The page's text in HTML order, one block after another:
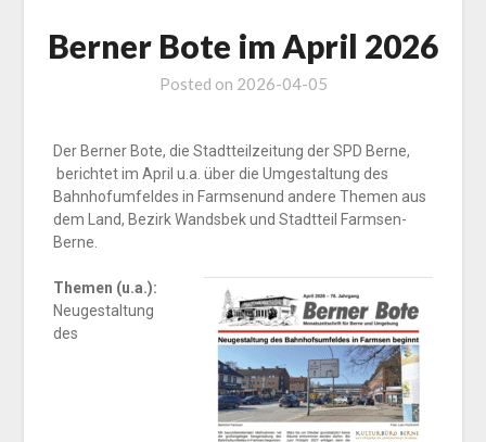
Berner Bote im April 2026
Posted on 2026-04-05
Der Berner Bote, die Stadtteilzeitung der SPD Berne,
berichtet im April u.a. über die Umgestaltung des
Bahnhofumfeldes in Farmsenund andere Themen aus
dem Land, Bezirk Wandsbek und Stadtteil Farmsen-
Berne.
Themen (u.a.):
Neugestaltung
des